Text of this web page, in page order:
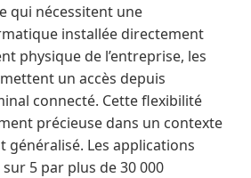
qui nécessitent une
installée directement
physique de l’entreprise, les
un accès depuis
connecté. Cette flexibilité
précieuse dans un contexte
généralisé. Les applications
5 par plus de 30 000